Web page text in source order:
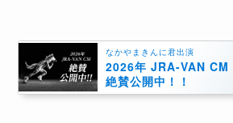
なかやまきんに君出演
2026年 JRA-VAN CM
絶賛公開中！！